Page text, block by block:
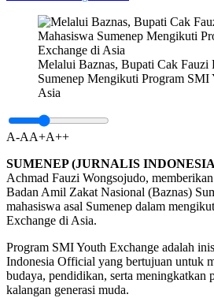
Melalui Baznas, Bupati Cak Fauzi
Sumenep Mengikuti Program SMI
Asia
A-AA+A++
SUMENEP (JURNALIS
Achmad Fauzi Wongsojudo,
Badan Amil Zakat Nasional (Baznas)
mahasiswa asal Sumenep dalam
Exchange di Asia.
Program SMI Youth Exchange adalah
Indonesia Official yang bertujuan untuk
budaya, pendidikan, serta meningkatkan
kalangan generasi muda.